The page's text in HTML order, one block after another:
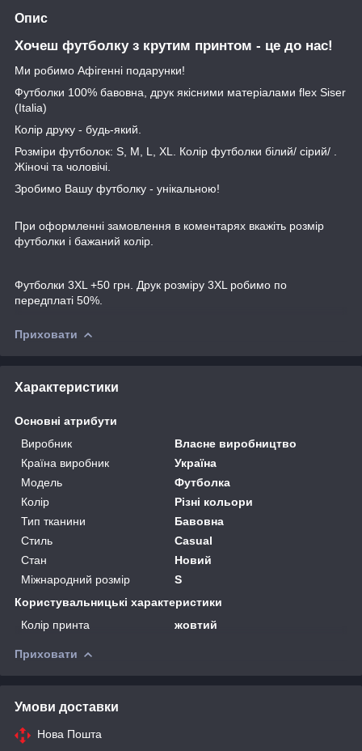
Опис
Хочеш футболку з крутим принтом - це до нас!
Ми робимо Афігенні подарунки!
Футболки 100% бавовна, друк якісними матеріалами flex Siser
(Italia)
Колір друку - будь-який.
Розміри футболок: S, M, L, XL. Колір футболки білий/ сірий/ .
Жіночі та чоловічі.
Зробимо Вашу футболку - унікальною!
При оформленні замовлення в коментарях вкажіть розмір
футболки і бажаний колір.
Футболки 3XL +50 грн. Друк розміру 3XL робимо по
передплаті 50%.
Приховати
Характеристики
Основні атрибути
Виробник
Власне виробництво
Країна виробник
Україна
Модель
Футболка
Колір
Різні кольори
Тип тканини
Бавовна
Стиль
Casual
Стан
Новий
Міжнародний розмір
S
Користувальницькі характеристики
Колір принта
жовтий
Приховати
Умови доставки
Нова Пошта